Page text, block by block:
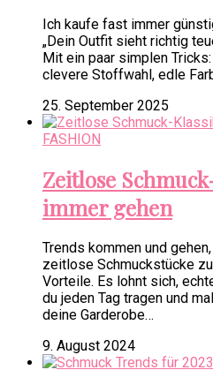
Ich kaufe fast immer
„Dein Outfit sieht richtig
Mit ein paar simplen
clevere Stoffwahl, edle
25. September 2025
FASHION
Zeitlose
immer gehen
Trends kommen und
zeitlose Schmuckstücke
Vorteile. Es lohnt sich,
du jeden Tag tragen und
deine Garderobe…
9. August 2024